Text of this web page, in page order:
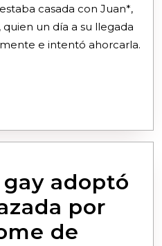
casada con Juan*,
un día a su llegada
e intentó ahorcarla.
adoptó
por
de